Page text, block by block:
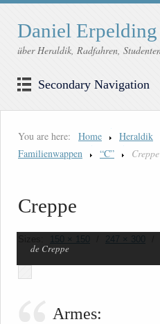
Daniel Erpelding
über Heraldik, Radfahren,
Secondary Navigation
You are here: Home Heraldik
Familienwappen
“C” Creppe
Creppe
150 × 150 247 × 300
de Creppe
Armes: